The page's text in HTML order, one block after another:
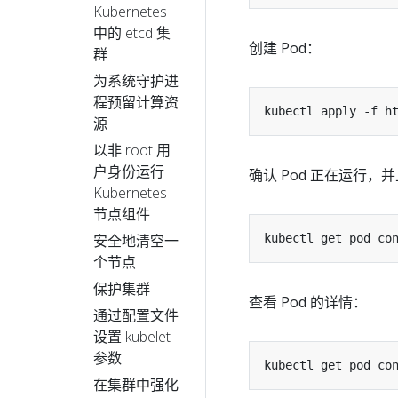
Kubernetes
中的 etcd 集
群
为系统守护进
程预留计算资
源
以非 root 用
户身份运行
Kubernetes
节点组件
安全地清空一
个节点
保护集群
通过配置文件
设置 kubelet
参数
在集群中强化
创建 Pod：
kubectl apply -f
确认 Pod 正在运行，
kubectl get pod
查看 Pod 的详情：
kubectl get pod